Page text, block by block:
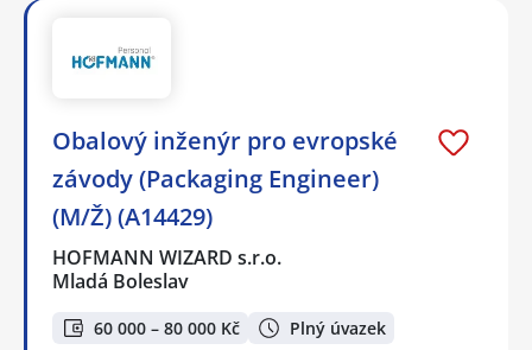
Obalový inženýr pro evropské
závody (Packaging Engineer)
(M/Ž) (A14429)
HOFMANN WIZARD s.r.o.
Mladá Boleslav
60 000 – 80 000 Kč Plný úvazek